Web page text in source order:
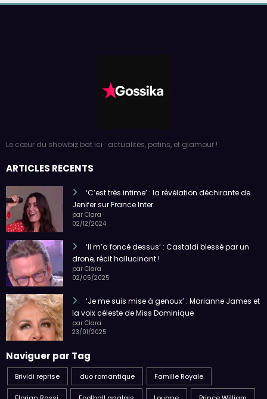
Le cœur du showbiz bat ici : actualités, potins, et glamour !
ARTICLES RÉCENTS
‘C’est très intime’ : la révélation déchirante de
Jenifer sur France Inter
par Clara
02/12/2024
‘Il m’a foncé dessus’ : Castaldi blessé par un
drone, récit hallucinant !
par Clara
02/05/2025
‘Je me suis mise à genoux’ : Marianne James et
la voix céleste de Miss Dominique
par Clara
23/01/2025
Naviguer par Tag
Brividi reprise duo romantique Famille Royale